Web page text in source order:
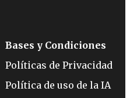
Bases y Condiciones
Políticas de Privacidad
Política de uso de la IA